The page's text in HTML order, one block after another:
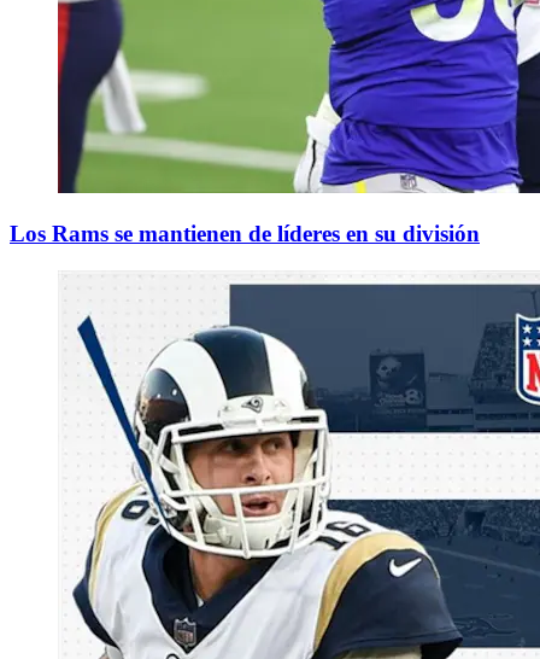
Los Rams se mantienen de líderes en su división